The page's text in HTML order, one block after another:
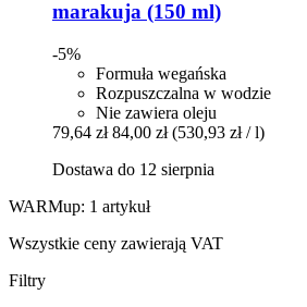
marakuja (150 ml)
-5%
Formuła wegańska
Rozpuszczalna w wodzie
Nie zawiera oleju
79,64 zł 84,00 zł (530,93 zł / l)
Dostawa do 12 sierpnia
WARMup: 1 artykuł
Wszystkie ceny zawierają VAT
Filtry